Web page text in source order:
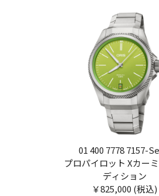
01 400 7778 7157-
プロパイロット Xカー
ディション
￥825,000 (税込)